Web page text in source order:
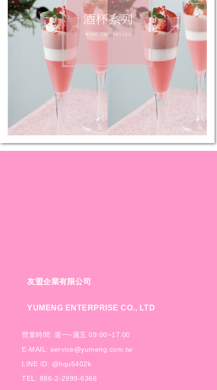
友盟企業有限公司
YUMENG ENTERPRISE CO., LTD
營業時間: 週一~週五 09:00~17:00
E-MAIL: service@yumeng.com.tw
LINE ID: @hqu6402k
TEL: 886-2-2999-6366